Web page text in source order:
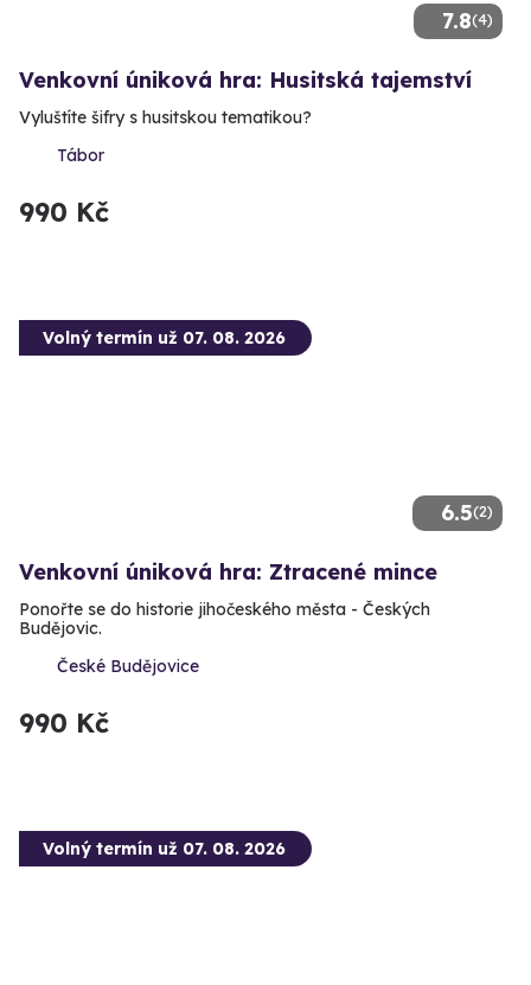
7.8(4)
Venkovní úniková hra: Husitská tajemství
Vyluštíte šifry s husitskou tematikou?
Tábor
990 Kč
6.5(2)
Volný termín už 07. 08. 2026
Venkovní úniková hra: Ztracené mince
Ponořte se do historie jihočeského města - Českých
Budějovic.
České Budějovice
990 Kč
Volný termín už 07. 08. 2026